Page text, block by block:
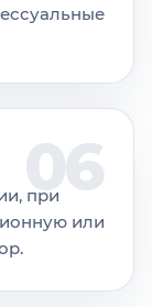
при
или